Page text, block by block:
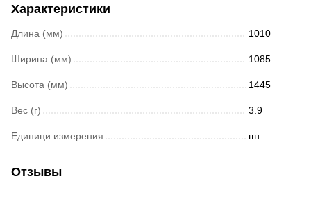
Характеристики
Длина (мм) 1010
Ширина (мм) 1085
Высота (мм) 1445
Вес (г) 3.9
Единици измерения шт
Отзывы